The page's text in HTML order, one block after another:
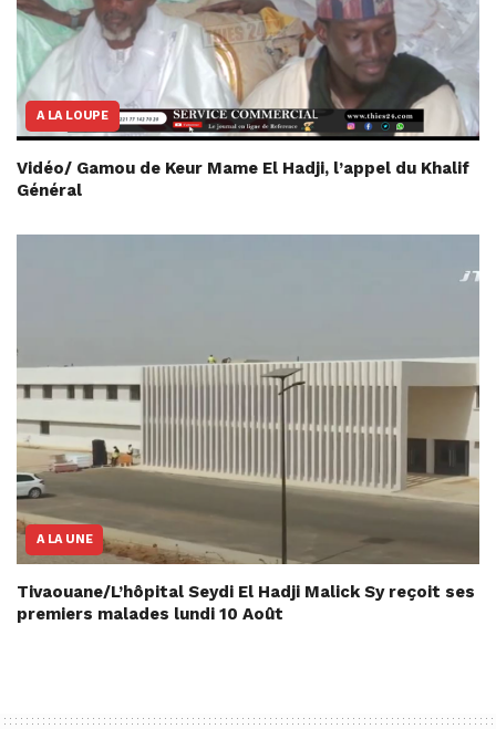
A LA LOUPE
Vidéo/ Gamou de Keur Mame El Hadji, l’appel du Khalif
Général
A LA UNE
Tivaouane/L’hôpital Seydi El Hadji Malick Sy reçoit ses
premiers malades lundi 10 Août